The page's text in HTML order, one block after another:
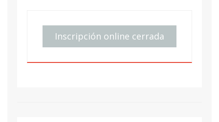
Inscripción online cerrada